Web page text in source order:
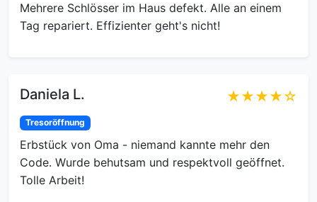
Mehrere Schlösser im Haus defekt. Alle an einem
Tag repariert. Effizienter geht's nicht!
Daniela L. ★★★★☆
Tresoröffnung
Erbstück von Oma - niemand kannte mehr den
Code. Wurde behutsam und respektvoll geöffnet.
Tolle Arbeit!